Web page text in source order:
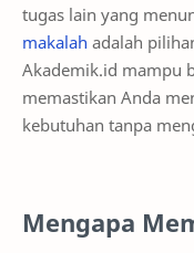
tugas lain yang
makalah adalah
Akademik.id mampu
memastikan Anda
kebutuhan tanpa
Mengapa